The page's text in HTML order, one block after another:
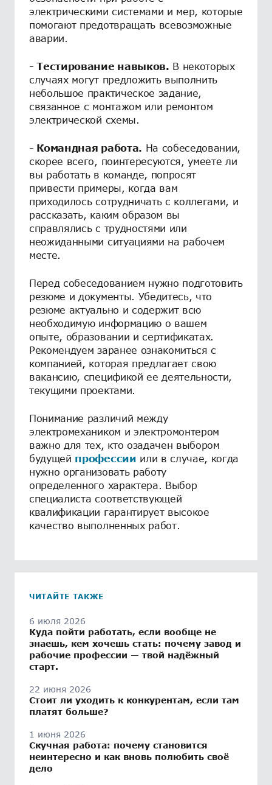
электрическими системами и мер, которые
помогают предотвращать всевозможные
аварии.
- Тестирование навыков. В некоторых
случаях могут предложить выполнить
небольшое практическое задание,
связанное с монтажом или ремонтом
электрической схемы.
- Командная работа. На собеседовании,
скорее всего, поинтересуются, умеете ли
вы работать в команде, попросят
привести примеры, когда вам
приходилось сотрудничать с коллегами, и
рассказать, каким образом вы
справлялись с трудностями или
неожиданными ситуациями на рабочем
месте.
Перед собеседованием нужно подготовить
резюме и документы. Убедитесь, что
резюме актуально и содержит всю
необходимую информацию о вашем
опыте, образовании и сертификатах.
Рекомендуем заранее ознакомиться с
компанией, которая предлагает свою
вакансию, спецификой ее деятельности,
текущими проектами.
Понимание различий между
электромехаником и электромонтером
важно для тех, кто озадачен выбором
будущей профессии или в случае, когда
нужно организовать работу
определенного характера. Выбор
специалиста соответствующей
квалификации гарантирует высокое
качество выполненных работ.
ЧИТАЙТЕ ТАКЖЕ
6 июля 2026
Куда пойти работать, если вообще не
знаешь, кем хочешь стать: почему завод и
рабочие профессии — твой надёжный
старт.
22 июня 2026
Стоит ли уходить к конкурентам, если там
платят больше?
1 июня 2026
Скучная работа: почему становится
неинтересно и как вновь полюбить своё
дело